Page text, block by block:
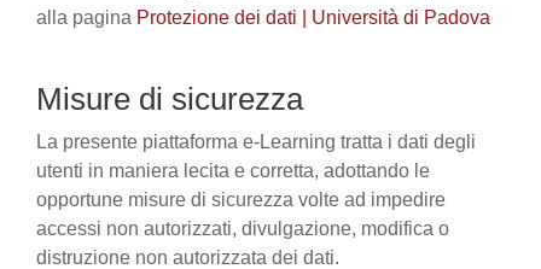
alla pagina Protezione dei dati | Università di Padova
Misure di sicurezza
La presente piattaforma e-Learning tratta i dati degli
utenti in maniera lecita e corretta, adottando le
opportune misure di sicurezza volte ad impedire
accessi non autorizzati, divulgazione, modifica o
distruzione non autorizzata dei dati.